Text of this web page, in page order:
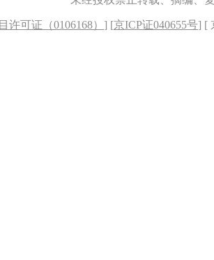
许可证（0106168） ] [京ICP证040655号] [